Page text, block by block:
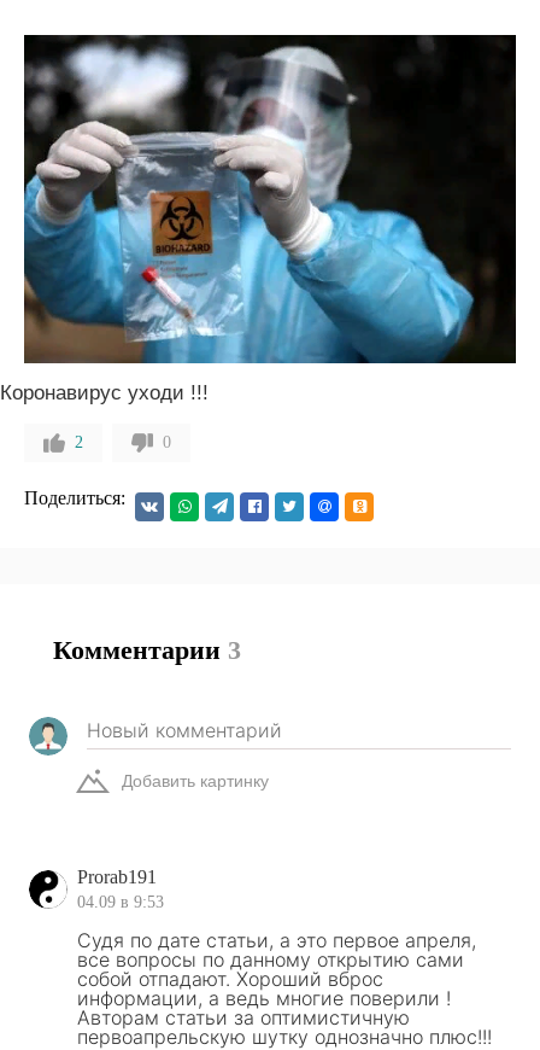
Коронавирус уходи !!!
2 0
Поделиться:
Комментарии 3
Добавить картинку
Prorab191
04.09 в 9:53
Судя по дате статьи, а это первое апреля,
все вопросы по данному открытию сами
собой отпадают. Хороший вброс
информации, а ведь многие поверили !
Авторам статьи за оптимистичную
первоапрельскую шутку однозначно плюс!!!